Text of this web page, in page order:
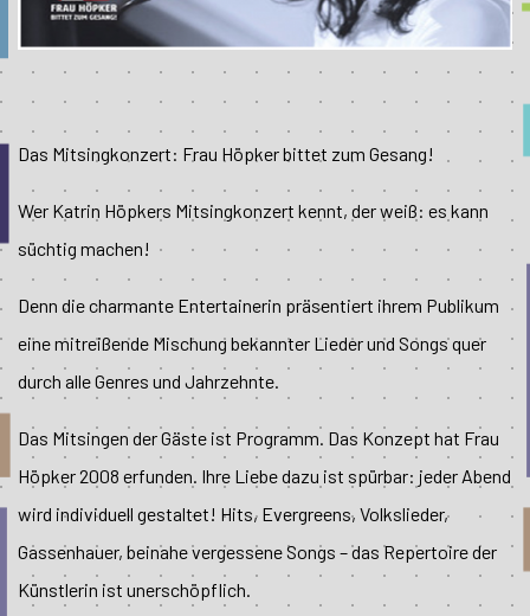
Das Mitsingkonzert: Frau Höpker bittet zum Gesang!
Wer Katrin Höpkers Mitsingkonzert kennt, der weiß: es kann
süchtig machen!
Denn die charmante Entertainerin präsentiert ihrem Publikum
eine mitreißende Mischung bekannter Lieder und Songs quer
durch alle Genres und Jahrzehnte.
Das Mitsingen der Gäste ist Programm. Das Konzept hat Frau
Höpker 2008 erfunden. Ihre Liebe dazu ist spürbar: jeder Abend
wird individuell gestaltet! Hits, Evergreens, Volkslieder,
Gassenhauer, beinahe vergessene Songs – das Repertoire der
Künstlerin ist unerschöpflich.